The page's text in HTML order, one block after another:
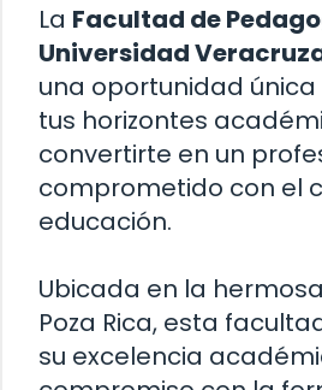
La Facultad de
Universidad
una oportunidad
tus horizontes
convertirte en un
comprometido con el
educación.
Ubicada en la
Poza Rica, esta
su excelencia